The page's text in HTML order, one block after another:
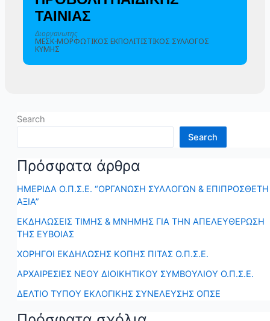
ΤΑΙΝΙΑΣ
Διοργανωτης
ΜΕΣΚ-ΜΟΡΦΩΤΙΚΟΣ ΕΚΠΟΛΙΤΙΣΤΙΚΟΣ ΣΥΛΛΟΓΟΣ
ΚΥΜΗΣ
Search
Search
Πρόσφατα άρθρα
ΗΜΕΡΙΔΑ Ο.Π.Σ.Ε. “ΟΡΓΑΝΩΣΗ ΣΥΛΛΟΓΩΝ & ΕΠΙΠΡΟΣΘΕΤΗ
ΑΞΙΑ”
ΕΚΔΗΛΩΣΕΙΣ ΤΙΜΗΣ & ΜΝΗΜΗΣ ΓΙΑ ΤΗΝ ΑΠΕΛΕΥΘΕΡΩΣΗ
ΤΗΣ ΕΥΒΟΙΑΣ
ΧΟΡΗΓΟΙ ΕΚΔΗΛΩΣΗΣ ΚΟΠΗΣ ΠΙΤΑΣ Ο.Π.Σ.Ε.
ΑΡΧΑΙΡΕΣΙΕΣ ΝΕΟΥ ΔΙΟΙΚΗΤΙΚΟΥ ΣΥΜΒΟΥΛΙΟΥ Ο.Π.Σ.Ε.
ΔΕΛΤΙΟ ΤΥΠΟΥ ΕΚΛΟΓΙΚΗΣ ΣΥΝΕΛΕΥΣΗΣ ΟΠΣΕ